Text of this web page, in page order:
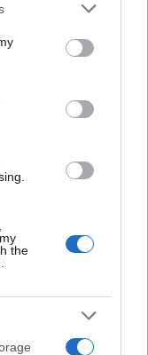
us to third parties
or more Google
including but
You may click to
party tags to
the